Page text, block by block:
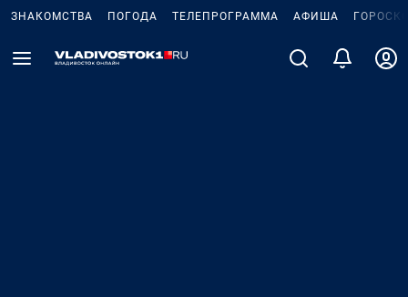
ЗНАКОМСТВА ПОГОДА ТЕЛЕПРОГРАММА АФИША